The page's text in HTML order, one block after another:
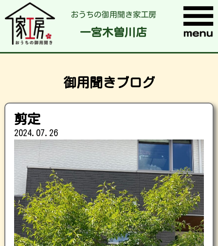
おうちの御用聞き家工房
一宮木曽川店
御用聞きブログ
剪定
2024.07.26